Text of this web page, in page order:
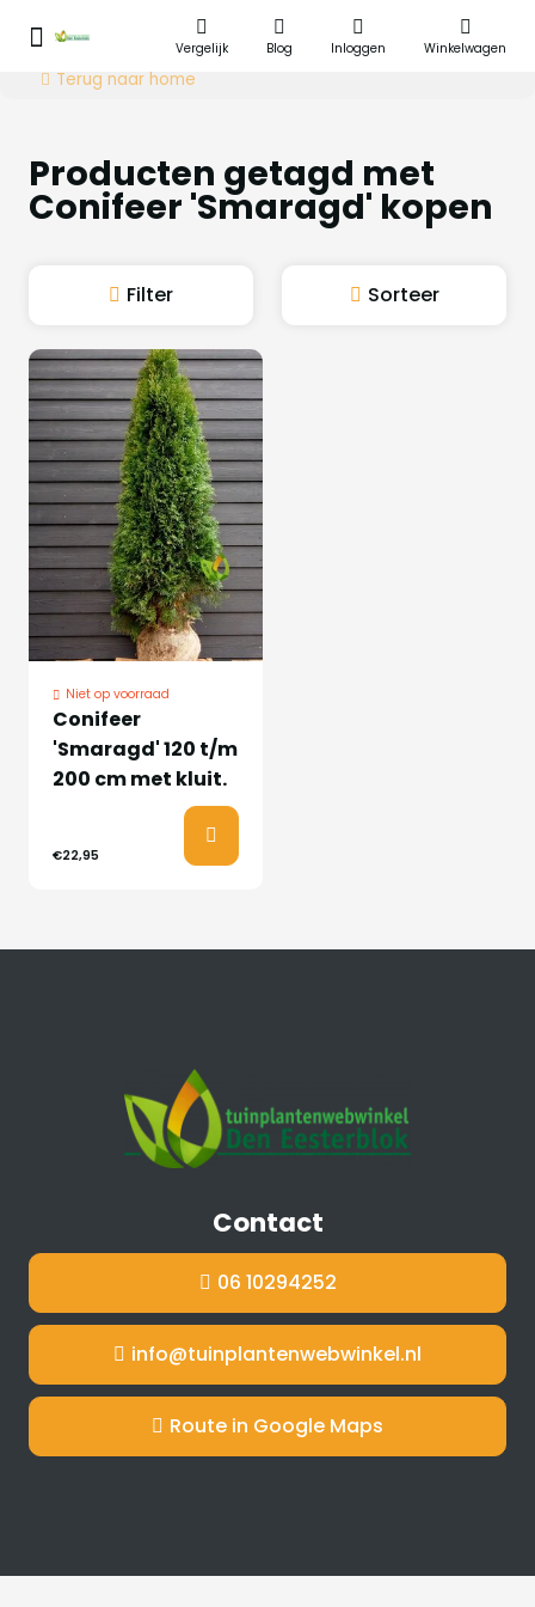
Vergelijk Blog Inloggen Winkelwagen
Terug naar home
Producten getagd met
Conifeer 'Smaragd' kopen
Filter Sorteer
Niet op voorraad
Conifeer
'Smaragd' 120 t/m
200 cm met kluit.
€22,95
Contact
06 10294252
info@tuinplantenwebwinkel.nl
Route in Google Maps